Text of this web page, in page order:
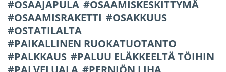
OSAAJAPULA
OSAAMISKESKITTYMÄ
OSAAMISRAKETTI
OSAKKUUS
OSTATILALTA
PAIKALLINEN RUOKATUOTANTO
PALKKAUS
PALUU ELÄKKEELTÄ TÖIHIN